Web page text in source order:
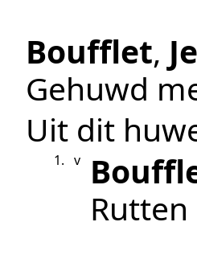
Boufflet,
Gehuwd
Uit dit
1. v
Rutten